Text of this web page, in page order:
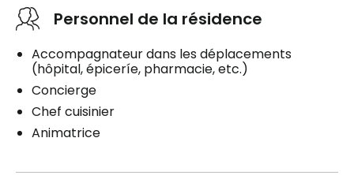
Personnel de la résidence
Accompagnateur dans les déplacements
(hôpital, épiceríe, pharmacie, etc.)
Concierge
Chef cuisinier
Animatrice